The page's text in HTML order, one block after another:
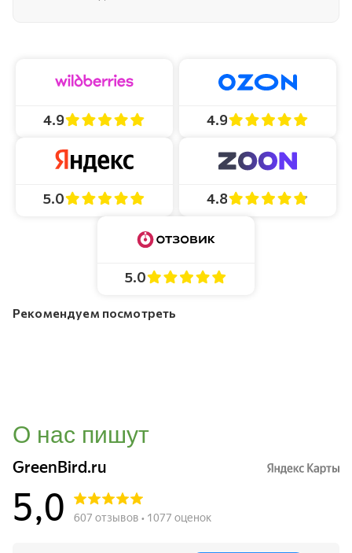
4.9 4.9
5.0 4.8
5.0
Рекомендуем посмотреть
О нас пишут